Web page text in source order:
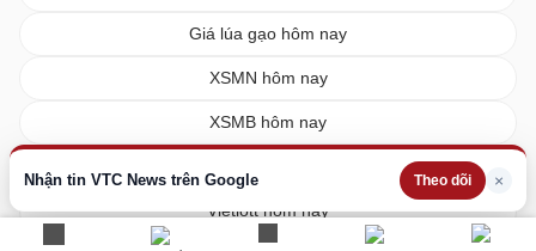
Nhận tin VTC News trên Google Theo dõi ×
Giá lúa gạo hôm nay
XSMN hôm nay
XSMB hôm nay
Vietlott hôm nay